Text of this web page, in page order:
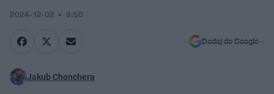
2024-12-02 9:50
Dodaj do Google
Jakub Chonchera